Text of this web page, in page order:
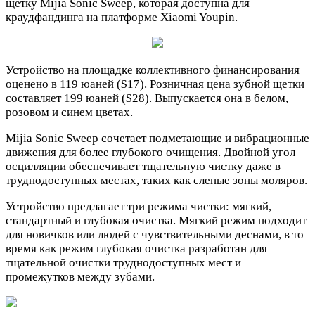
щетку Mijia Sonic Sweep, которая доступна для
краудфандинга на платформе Xiaomi Youpin.
Устройство на площадке коллективного финансирования
оценено в 119 юаней ($17). Розничная цена зубной щетки
составляет 199 юаней ($28). Выпускается она в белом,
розовом и синем цветах.
Mijia Sonic Sweep сочетает подметающие и вибрационные
движения для более глубокого очищения. Двойной угол
осцилляции обеспечивает тщательную чистку даже в
труднодоступных местах, таких как слепые зоны моляров.
Устройство предлагает три режима чистки: мягкий,
стандартный и глубокая очистка. Мягкий режим подходит
для новичков или людей с чувствительными деснами, в то
время как режим глубокая очистка разработан для
тщательной очистки труднодоступных мест и
промежутков между зубами.